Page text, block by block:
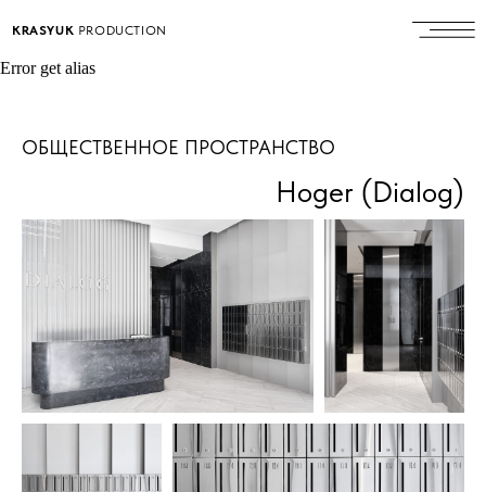
KRASYUK PRODUCTION
Error get alias
ОБЩЕСТВЕННОЕ ПРОСТРАНСТВО
Hoger (Dialog)